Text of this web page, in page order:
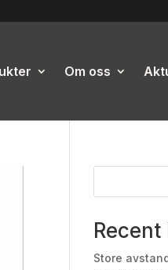
Om oss
Recent
Store